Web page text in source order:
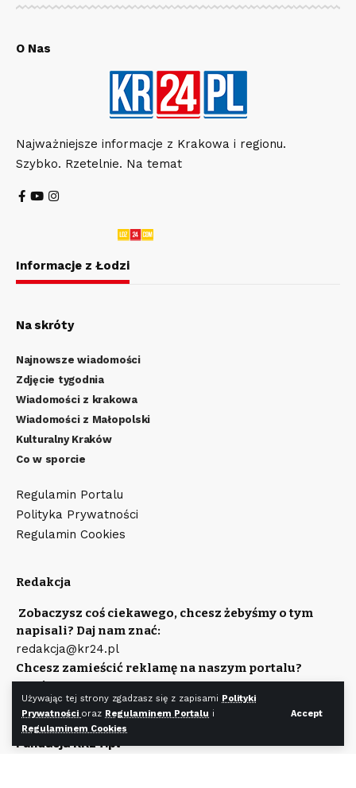
Używając tej strony zgadzasz się z zapisami Polityki
Prywatności oraz Regulaminem Portalu i
Regulaminem Cookies
Accept
O Nas
Najważniejsze informacje z Krakowa i regionu.
Szybko. Rzetelnie. Na temat
Informacje z Łodzi
Na skróty
Najnowsze wiadomości
Zdjęcie tygodnia
Wiadomości z krakowa
Wiadomości z Małopolski
Kulturalny Kraków
Co w sporcie
Regulamin Portalu
Polityka Prywatności
Regulamin Cookies
Redakcja
Zobaczysz coś ciekawego, chcesz żebyśmy o tym
napisali? Daj nam znać:
redakcja@kr24.pl
Chcesz zamieścić reklamę na naszym portalu?
Napisz:
reklama@kr24.pl
Wydawcą portalu jest
Fundacja KR24.pl